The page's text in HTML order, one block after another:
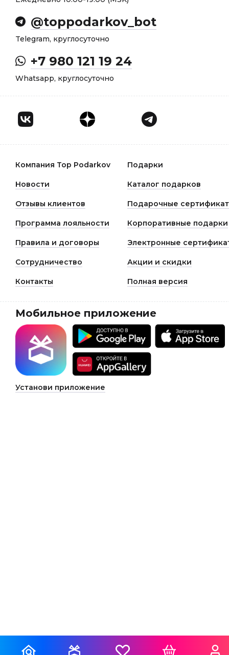
@toppodarkov_bot
Telegram, круглосуточно
+7 980 121 19 24
Whatsapp, круглосуточно
Компания Top Podarkov Подарки
Новости Каталог подарков
Отзывы клиентов Подарочные
Программа лояльности Корпоративные подарки
Правила и договоры Электронные
Сотрудничество Акции и скидки
Контакты Полная версия
Мобильное приложение
Установи приложение